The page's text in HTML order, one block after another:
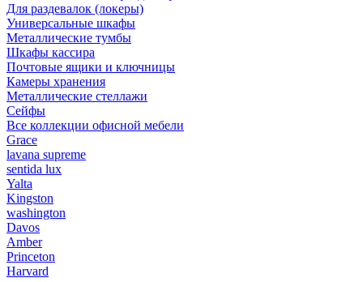
Для раздевалок (локеры)
Универсальные шкафы
Металлические тумбы
Шкафы кассира
Почтовые ящики и ключницы
Камеры хранения
Металлические стеллажи
Сейфы
Все коллекции офисной мебели
Grace
lavana supreme
sentida lux
Yalta
Kingston
washington
Davos
Amber
Princeton
Harvard